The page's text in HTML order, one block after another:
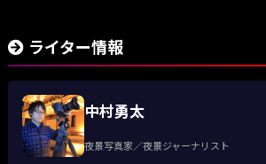
ライター情報
中村勇太
夜景写真家／夜景ジャーナリスト